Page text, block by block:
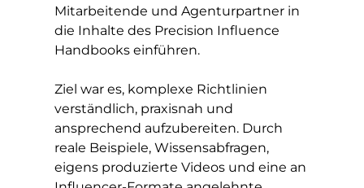
Mitarbeitende und Agenturpartner in
die Inhalte des Precision Influence
Handbooks einführen.
Ziel war es, komplexe Richtlinien
verständlich, praxisnah und
ansprechend aufzubereiten. Durch
reale Beispiele, Wissensabfragen,
eigens produzierte Videos und eine an